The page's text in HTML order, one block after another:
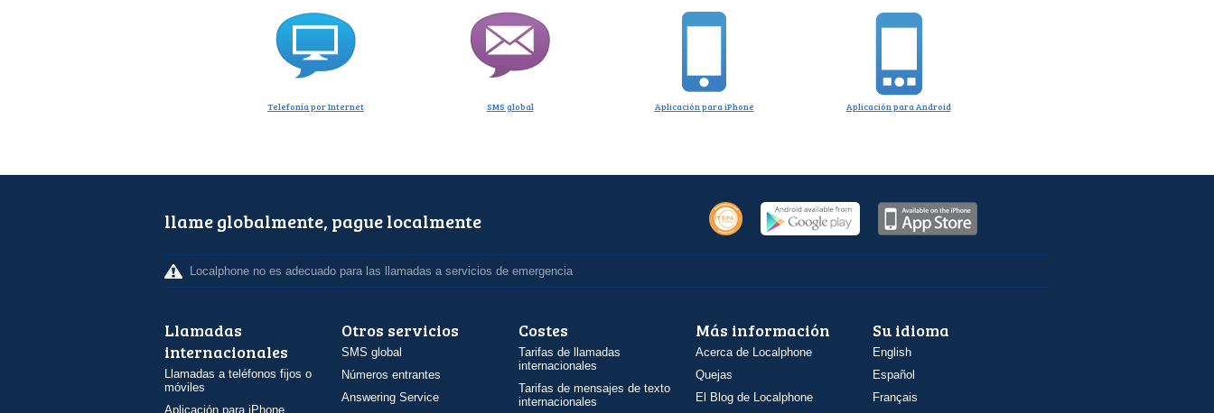
Telefonía por Internet SMS global Aplicación para iPhone Aplicación para Android
llame globalmente, pague localmente
Localphone no es adecuado para las llamadas a servicios de emergencia
Llamadas
internacionales
Llamadas a teléfonos fijos o
móviles
Aplicación para iPhone
Otros servicios
SMS global
Números entrantes
Answering Service
Costes
Tarifas de llamadas
internacionales
Tarifas de mensajes de texto
internacionales
Más información
Acerca de Localphone
Quejas
El Blog de Localphone
Su idioma
English
Español
Français